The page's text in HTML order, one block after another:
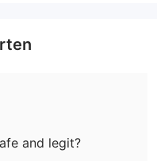
and legit?